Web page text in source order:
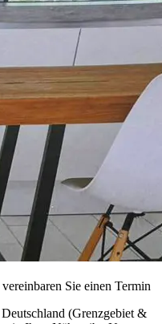
Sie einen Termin
(Grenzgebiet &